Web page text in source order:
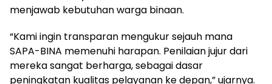
menjawab kebutuhan warga binaan.
“Kami ingin transparan mengukur sejauh mana
SAPA-BINA memenuhi harapan. Penilaian jujur dari
mereka sangat berharga, sebagai dasar
peningkatan kualitas pelayanan ke depan,” ujarnya.